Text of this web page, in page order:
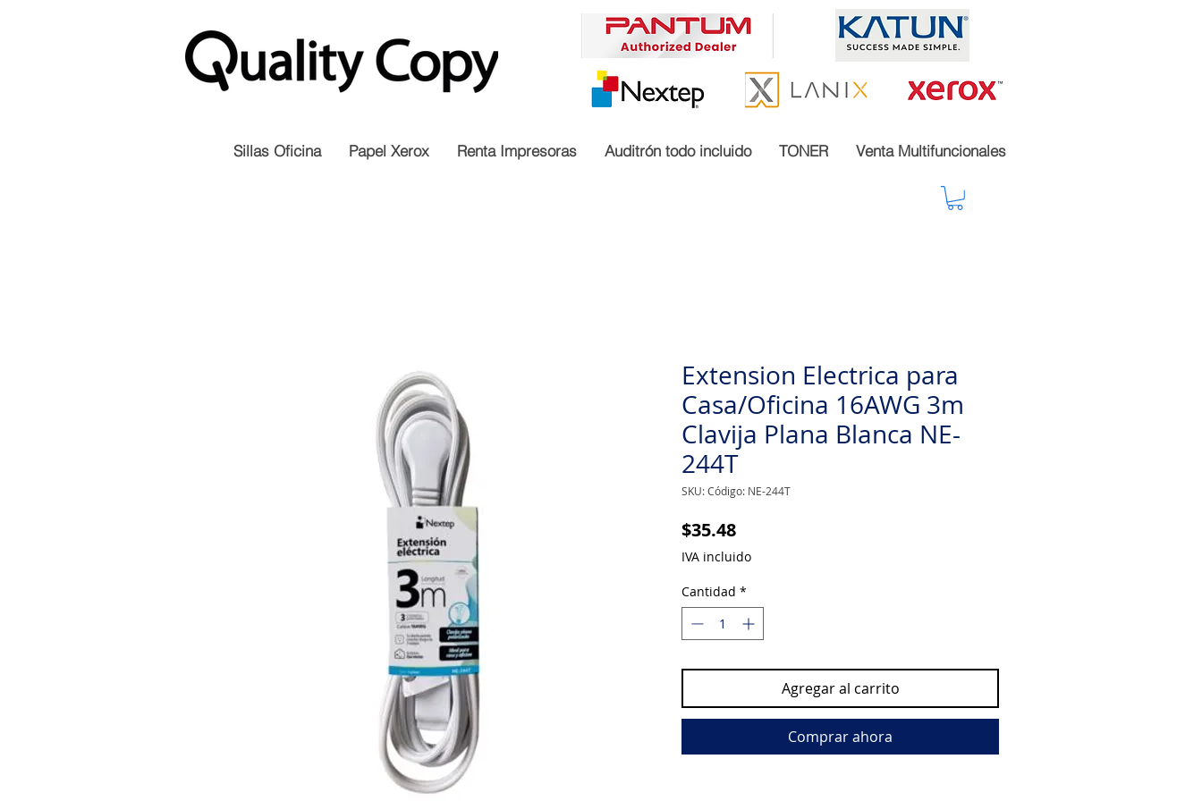
Sillas Oficina Papel Xerox Renta Impresoras Auditrón todo incluido TONER Venta Multifuncionales
Extension Electrica para
Casa/Oficina 16AWG 3m
Clavija Plana Blanca NE-
244T
SKU: Código: NE-244T
$35.48Precio
IVA incluido
Cantidad *
Agregar al carrito
Comprar ahora